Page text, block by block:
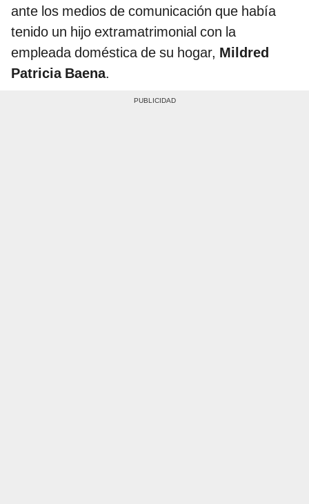
ante los medios de comunicación que había
tenido un hijo extramatrimonial con la
empleada doméstica de su hogar, Mildred
Patricia Baena.